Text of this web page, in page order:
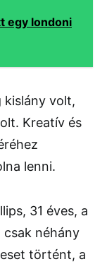
egy londoni
kislány volt,
Kreatív és
lenni.
31 éves, a
csak néhány
történt, a